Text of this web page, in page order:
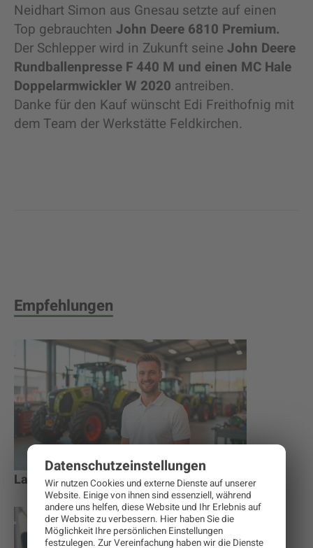
Datenschutz­einstellungen
Wir nutzen Cookies und externe Dienste auf unserer
Website. Einige von ihnen sind essenziell, während
andere uns helfen, diese Website und Ihr Erlebnis auf
der Website zu verbessern. Hier haben Sie die
Möglichkeit Ihre persönlichen Einstellungen
festzulegen. Zur Vereinfachung haben wir die Dienste
Neidhart Simon aus Gnesau setzte auf einen
Top gebrauchten John Deere 6810 Premium.
Der Schlepper wird in Zukunft seine John Deere
Rundballenpresse F 440 M und einen MC Hale
Doppelarmwickler W 2020 antreiben.
Danke für den Kauf wünscht Edi Freithofnig mit
dem Team der Werkstätte Feldkirchen.
Empfehlungen
Landtechnik Ansprechpartner